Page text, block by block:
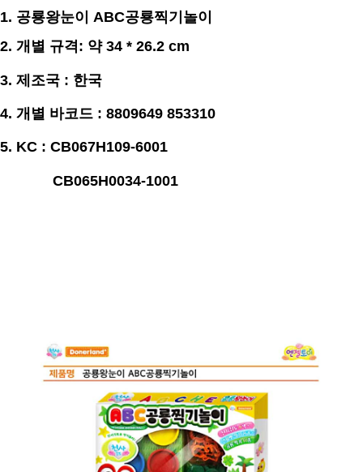
1. 공룡왕눈이 ABC공룡찍기놀이
2. 개별 규격: 약 34 * 26.2 cm
3. 제조국 : 한국
4. 개별 바코드 : 8809649 853310
5. KC : CB067H109-6001
CB065H0034-1001